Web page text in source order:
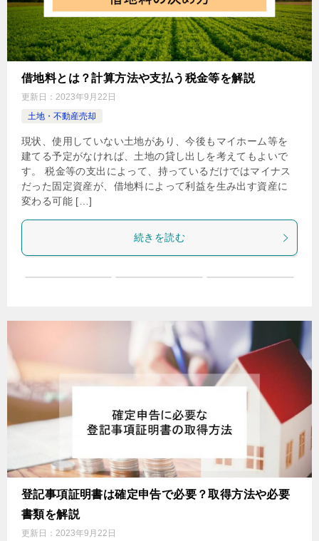
借地料とは？計算方法や支払う税金等を解説
更新日： 2023年9月22日
土地・不動産売却
現状、使用していない土地があり、今後もマイホーム等を
建てる予定がなければ、土地の貸し出しを考えてもよいで
す。 税金等の支出によって、持っているだけではマイナス
だった固定資産が、借地料によって利益を生み出す資産に
変わる可能 […]
続きを読む
登記事項証明書は確定申告で必要？取得方法や必要
書類を解説
更新日： 2023年9月22日